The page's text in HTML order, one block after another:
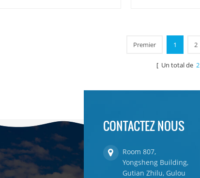
Premier
1 2
[ Un total de2
CONTACTEZ NOUS
Room 807,
Yongsheng Building,
Gutian Zhilu, Gulou